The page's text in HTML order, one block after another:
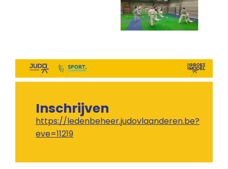
Inschrijven
https://ledenbeheer.judovlaanderen.be?
eve=11219